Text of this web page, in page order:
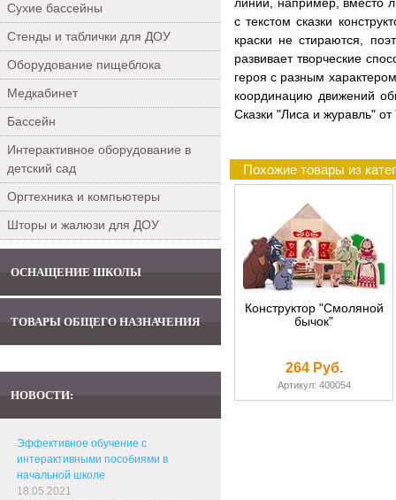
Сухие бассейны
Стенды и таблички для ДОУ
Оборудование пищеблока
Медкабинет
Бассейн
Интерактивное оборудование в
детский сад
Оргтехника и компьютеры
Шторы и жалюзи для ДОУ
ОСНАЩЕНИЕ ШКОЛЫ
ТОВАРЫ ОБЩЕГО НАЗНАЧЕНИЯ
НОВОСТИ:
Эффективное обучение с
интерактивными пособиями в
начальной школе
18.05.2021
с текстом сказки
краски не стираются,
развивает творческие
героя с разным
координацию движений
Сказки "Лиса и журавль"
Похожие товары из
Конструктор "Смоляной
бычок"
264 Руб.
Артикул: 400054